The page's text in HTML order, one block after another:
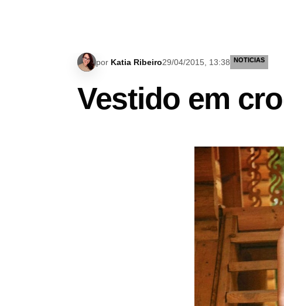
por Katia Ribeiro29/04/2015, 13:38 NOTICIAS
Vestido em